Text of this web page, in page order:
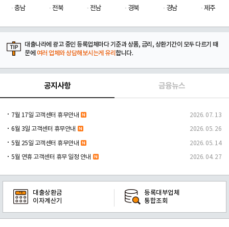
충남
전북 전남 경북 경남 제주
대출나라에 광고 중인 등록업체마다 기준과 상품, 금리, 상환기간이 모두 다르기 때
문에 여러 업체와 상담해보시는게 유리합니다.
공지사항 금융뉴스
7월 17일 고객센터 휴무안내 2026. 07. 13
6월 3일 고객센터 휴무안내 2026. 05. 26
5월 25일 고객센터 휴무안내 2026. 05. 14
5월 연휴 고객센터 휴무 일정 안내 2026. 04. 27
대출상환금
이자계산기
등록대부업체
통합조회